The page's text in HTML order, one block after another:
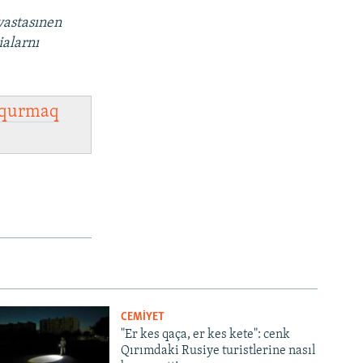
CEMİYET
"Er kes qaça, er kes kete": cenk
Qırımdaki Rusiye turistlerine nasıl